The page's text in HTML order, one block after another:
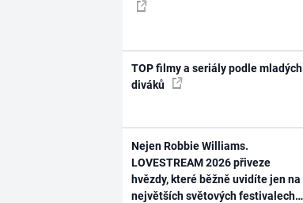
TOP filmy a seriály podle mladých
diváků
Nejen Robbie Williams.
LOVESTREAM 2026 přiveze
hvězdy, které běžně uvidíte jen na
největších světových festivalech